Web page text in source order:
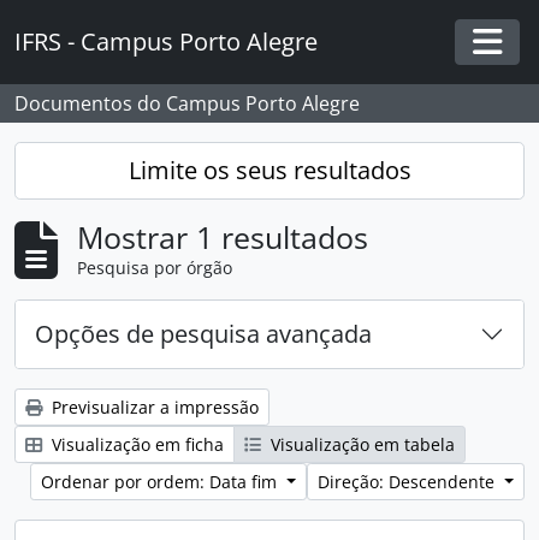
IFRS - Campus Porto Alegre
Documentos do Campus Porto Alegre
Limite os seus resultados
Mostrar 1 resultados
Pesquisa por órgão
Opções de pesquisa avançada
Previsualizar a impressão
Visualização em ficha
Visualização em tabela
Ordenar por ordem: Data fim
Direção: Descendente